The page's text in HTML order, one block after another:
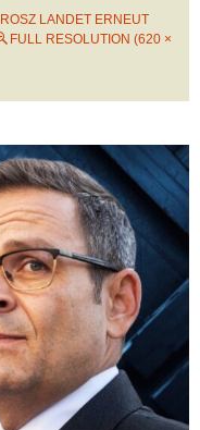
LANDET ERNEUT
FULL RESOLUTION (620 ×